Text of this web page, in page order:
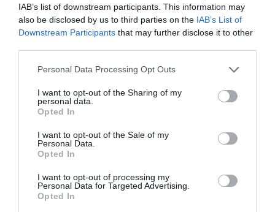
IAB’s list of downstream participants. This information may
also be disclosed by us to third parties on the IAB’s List of
Downstream Participants that may further disclose it to other
Personal Data Processing Opt Outs
I want to opt-out of the Sharing of my
personal data.
Opted In
I want to opt-out of the Sale of my
Personal Data.
Opted In
I want to opt-out of processing my
Personal Data for Targeted Advertising.
Opted In
Από: 30/07/2026 Εως:
02/08/2026
Πέμπτη έως Κυριακή | Ώρα προσέλευσης: 18:00
Τοποθεσία:
Αλωνάκι - Πλατάνια, Ελάτεια Φθιώτιδας
Eισιτήρια:
Τετραήμερο: 55€ | Είσοδος δωρεάν σε παιδιά κάτω
των 12 ετών και ΑμεΑ (με επίδειξη της σχετικής
βεβαίωσης) | Εισιτήριο κατασκήνωσης: 3€ για μία θέση
σκηνής (2 έως 4 ατόμων)